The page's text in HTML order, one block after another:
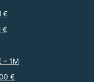
€
€
– 1M
€